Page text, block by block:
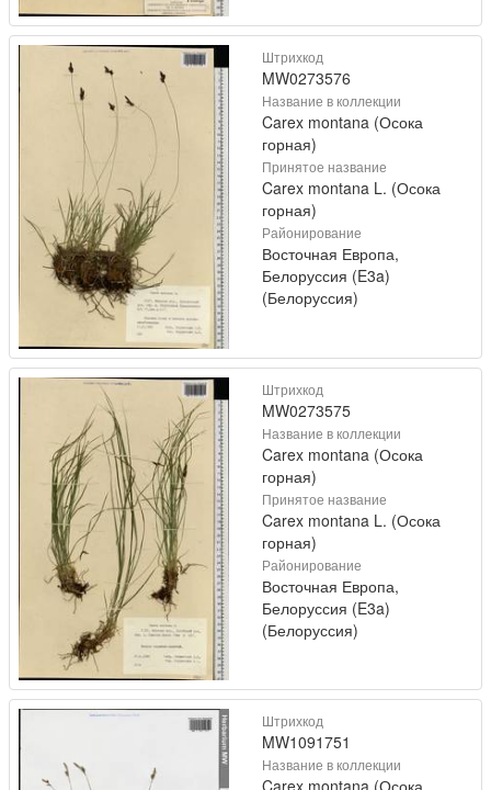
Штрихкод
MW0273576
Название в коллекции
Carex montana (Осока
горная)
Принятое название
Carex montana L. (Осока
горная)
Районирование
Восточная Европа,
Белоруссия (E3a)
(Белоруссия)
Штрихкод
MW0273575
Название в коллекции
Carex montana (Осока
горная)
Принятое название
Carex montana L. (Осока
горная)
Районирование
Восточная Европа,
Белоруссия (E3a)
(Белоруссия)
Штрихкод
MW1091751
Название в коллекции
Carex montana (Осока